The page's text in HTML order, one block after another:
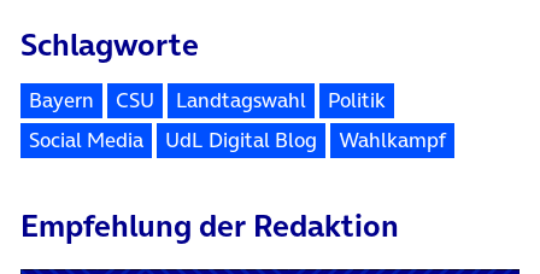
Schlagworte
Bayern CSU Landtagswahl
Politik
Social Media
UdL Digital Blog Wahlkampf
Empfehlung der Redaktion